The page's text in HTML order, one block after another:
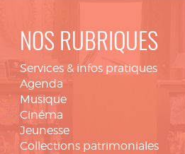
NOS RUBRIQUES
Services & infos pratiques
Agenda
Musique
Cinéma
Jeunesse
Collections patrimoniales